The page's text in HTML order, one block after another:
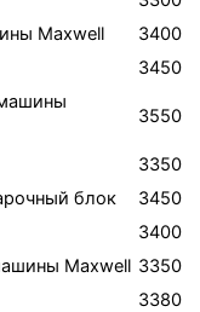
Maxwell
3400
3450
3550
3350
блок
3450
3400
Maxwell 3350
3380